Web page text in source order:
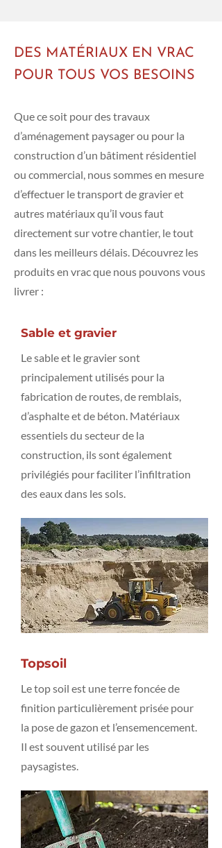
DES MATÉRIAUX EN VRAC
POUR TOUS VOS BESOINS
Que ce soit pour des travaux
d’aménagement paysager ou pour la
construction d’un bâtiment résidentiel
ou commercial, nous sommes en mesure
d’effectuer le transport de gravier et
autres matériaux qu’il vous faut
directement sur votre chantier, le tout
dans les meilleurs délais. Découvrez les
produits en vrac que nous pouvons vous
livrer :
Sable et gravier
Le sable et le gravier sont
principalement utilisés pour la
fabrication de routes, de remblais,
d’asphalte et de béton. Matériaux
essentiels du secteur de la
construction, ils sont également
privilégiés pour faciliter l’infiltration
des eaux dans les sols.
Topsoil
Le top soil est une terre foncée de
finition particulièrement prisée pour
la pose de gazon et l’ensemencement.
Il est souvent utilisé par les
paysagistes.